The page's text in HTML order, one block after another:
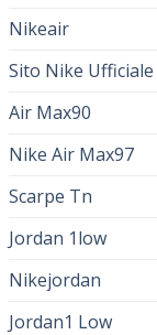
Nikeair
Sito Nike Ufficiale
Air Max90
Nike Air Max97
Scarpe Tn
Jordan 1low
Nikejordan
Jordan1 Low